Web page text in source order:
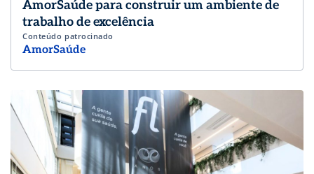
AmorSaúde para construir um ambiente de
trabalho de excelência
Conteúdo patrocinado
AmorSaúde